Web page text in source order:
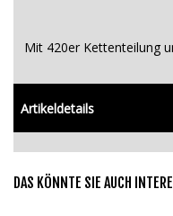
Mit 420er Kettenteilung
Artikeldetails
DAS KÖNNTE SIE AUCH